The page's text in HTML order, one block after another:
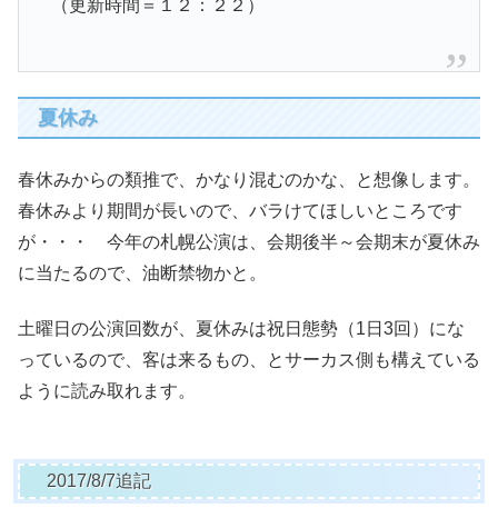
（更新時間＝１２：２２）
夏休み
春休みからの類推で、かなり混むのかな、と想像します。
春休みより期間が長いので、バラけてほしいところです
が・・・ 今年の札幌公演は、会期後半～会期末が夏休み
に当たるので、油断禁物かと。
土曜日の公演回数が、夏休みは祝日態勢（1日3回）にな
っているので、客は来るもの、とサーカス側も構えている
ように読み取れます。
2017/8/7追記